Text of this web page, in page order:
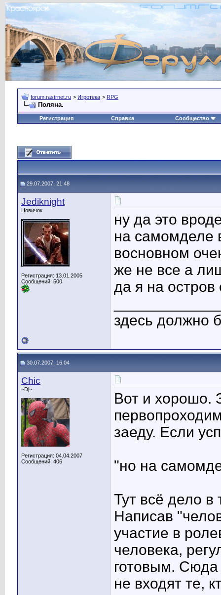
forum.rastrnet.ru > Игротека > RPG
Поляна.
Регистрация Справка Сообщество
29.07.2007, 21:48
Jediknight
Новичок
Регистрация: 13.01.2005
Сообщений: 500
ну да это
на самомделе
восновном
же не все а
да я на остров
здесь должно
30.07.2007, 16:04
Chic
~Dj~
Регистрация: 04.04.2007
Сообщений: 406
Вот и хорошо.
заеду. Если
"но на
Тут всё дело в
Написав
участие в
человека,
готовым.
не входят те,